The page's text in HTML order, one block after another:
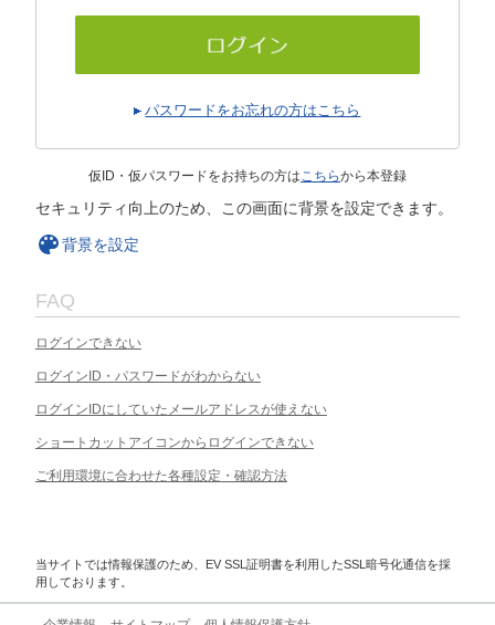
パスワードをお忘れの方はこちら
仮ID・仮パスワードをお持ちの方はこちらから本登録
セキュリティ向上のため、この画面に背景を設定できます。
背景を設定
FAQ
ログインできない
ログインID・パスワードがわからない
ログインIDにしていたメールアドレスが使えない
ショートカットアイコンからログインできない
ご利用環境に合わせた各種設定・確認方法
当サイトでは情報保護のため、EV SSL証明書を利用したSSL暗号化通信を採
用しております。